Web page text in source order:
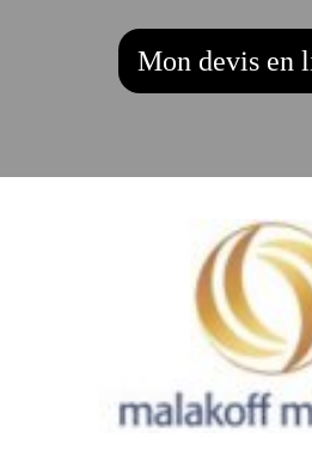
Mon devis en